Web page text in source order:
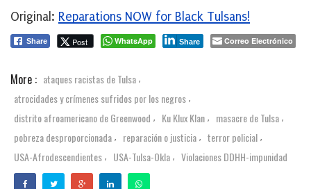
Original: Reparations NOW for Black Tulsans!
Share Post WhatsApp Share Correo Electrónico
More : ataques racistas de Tulsa ,
atrocidades y crímenes sufridos por los negros ,
distrito afroamericano de Greenwood , Ku Klux Klan , masacre de Tulsa ,
pobreza desproporcionada , reparación o justicia , terror policial ,
USA-Afrodescendientes , USA-Tulsa-Okla , Violaciones DDHH-impunidad